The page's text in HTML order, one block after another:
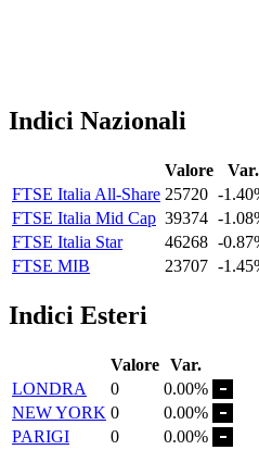
Indici Nazionali
Valore
Var.
FTSE Italia All-Share 25720 -
FTSE Italia Mid Cap 39374 -
FTSE Italia Star
46268 -
FTSE MIB
23707 -
Indici Esteri
Valore Var.
LONDRA
0
0.00%
NEW YORK 0
0.00%
PARIGI
0
0.00%